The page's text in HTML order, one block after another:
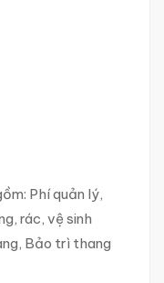
Phí quản lý,
rác, vệ sinh
Bảo trì thang